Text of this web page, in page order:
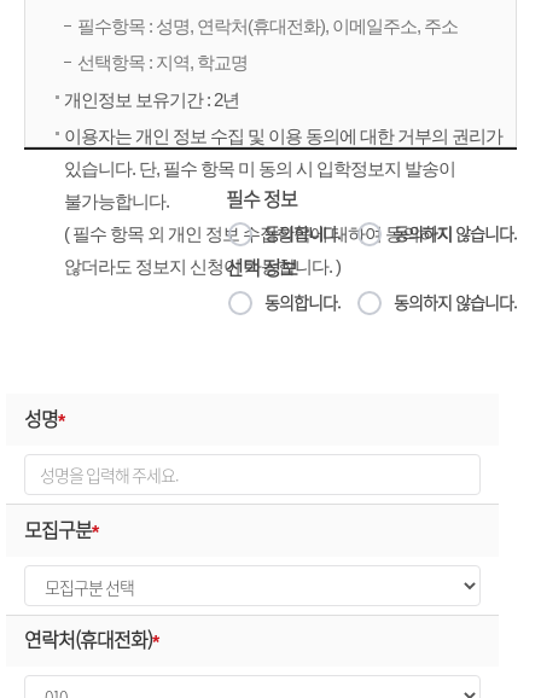
필수항목 : 성명, 연락처(휴대전화), 이메일주소, 주소
선택항목 : 지역, 학교명
개인정보 보유기간 : 2년
이용자는 개인 정보 수집 및 이용 동의에 대한 거부의 권리가
있습니다. 단, 필수 항목 미 동의 시 입학정보지 발송이
불가능합니다.
( 필수 항목 외 개인 정보 수집항목에 대하여 동의하지
않더라도 정보지 신청이 가능합니다. )
필수 정보
동의합니다. 동의하지 않습니다.
선택 정보
동의합니다. 동의하지 않습니다.
성명*
모집구분*
연락처(휴대전화)*